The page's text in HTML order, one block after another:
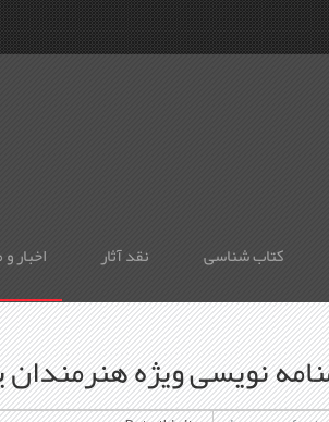
کتاب شناسی نقد آثار اخبار